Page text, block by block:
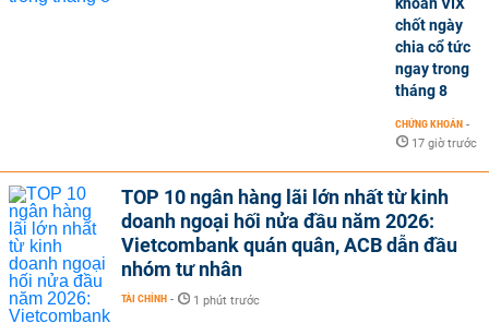
chốt ngày
chia cổ tức
ngay trong
tháng 8
CHỨNG KHOÁN -
17 giờ trước
TOP 10 ngân hàng lãi lớn nhất từ kinh
doanh ngoại hối nửa đầu năm 2026:
Vietcombank quán quân, ACB dẫn đầu
nhóm tư nhân
TÀI CHÍNH - 1 phút trước